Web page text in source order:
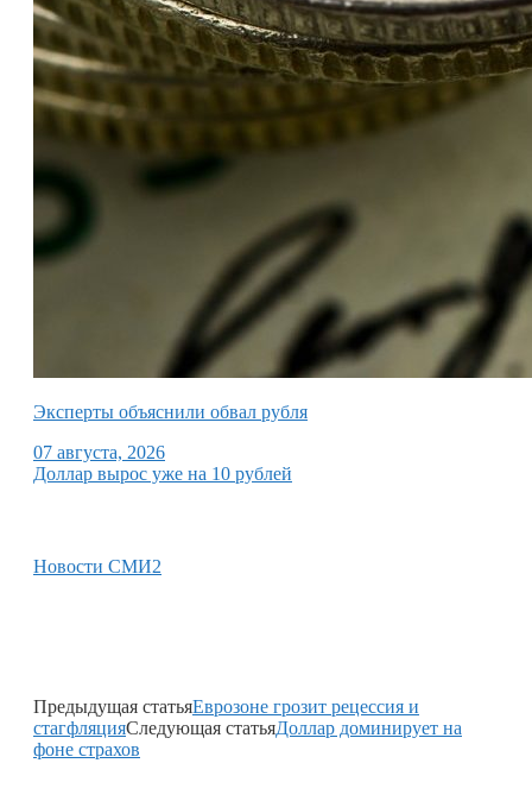
Эксперты объяснили обвал рубля
07 августа, 2026
Доллар вырос уже на 10 рублей
Новости СМИ2
Предыдущая статьяЕврозоне грозит рецессия и
стагфляцияСледующая статьяДоллар доминирует на
фоне страхов